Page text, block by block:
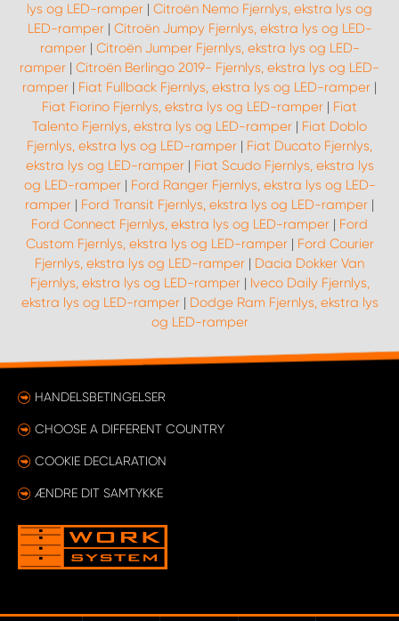
lys og LED-ramper | Citroën Nemo Fjernlys, ekstra lys og
LED-ramper| Citroën Jumpy Fjernlys, ekstra lys og LED-
ramper| Citroën Jumper Fjernlys, ekstra lys og LED-
ramper | Citroën Berlingo 2019- Fjernlys, ekstra lys og LED-
ramper | Fiat Fullback Fjernlys, ekstra lys og LED-ramper |
Fiat Fiorino Fjernlys, ekstra lys og LED-ramper | Fiat
Talento Fjernlys, ekstra lys og LED-ramper | Fiat Doblo
Fjernlys, ekstra lys og LED-ramper | Fiat Ducato Fjernlys,
ekstra lys og LED-ramper| Fiat Scudo Fjernlys, ekstra lys
og LED-ramper| Ford Ranger Fjernlys, ekstra lys og LED-
ramper | Ford Transit Fjernlys, ekstra lys og LED-ramper |
Ford Connect Fjernlys, ekstra lys og LED-ramper | Ford
Custom Fjernlys, ekstra lys og LED-ramper| Ford Courier
Fjernlys, ekstra lys og LED-ramper | Dacia Dokker Van
Fjernlys, ekstra lys og LED-ramper| Iveco Daily Fjernlys,
ekstra lys og LED-ramper| Dodge Ram Fjernlys, ekstra lys
og LED-ramper
HANDELSBETINGELSER
CHOOSE A DIFFERENT COUNTRY
COOKIE DECLARATION
ÆNDRE DIT SAMTYKKE